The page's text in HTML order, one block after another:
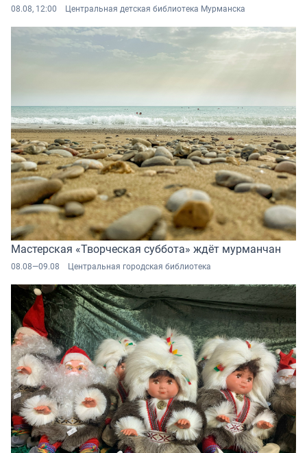
08.08, 12:00 Центральная детская библиотека Мурманска
Мастерская «Творческая суббота» ждёт мурманчан
08.08—09.08 Центральная городская библиотека